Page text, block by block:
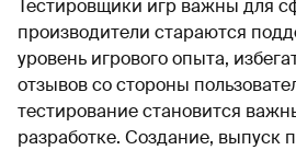
Тестировщики игр важны для
производители стараются
уровень игрового опыта,
отзывов со стороны
тестирование становится
разработке. Создание, выпуск